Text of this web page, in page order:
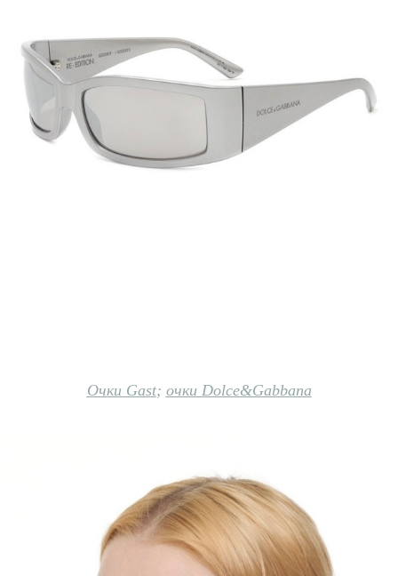
Очки Gast; очки Dolce&Gabbana